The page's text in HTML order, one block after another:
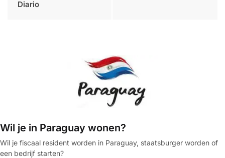
Diario
Wil je in Paraguay wonen?
Wil je fiscaal resident worden in Paraguay, staatsburger worden of
een bedrijf starten?